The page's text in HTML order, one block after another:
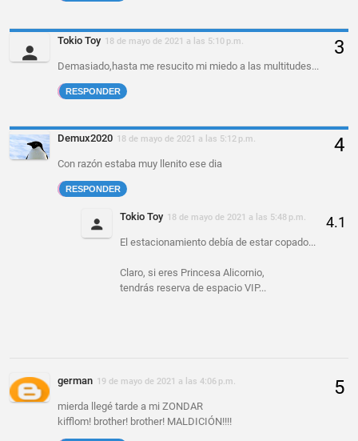
Tokio Toy 18 de mayo de 2021 a las 5:10 p.m.
Demasiado,hasta me resucito mi miedo a las multitudes...
RESPONDER
Demux2020 18 de mayo de 2021 a las 5:12 p.m.
Con razón estaba muy llenito ese dia
RESPONDER
Tokio Toy 18 de mayo de 2021 a las 5:48 p.m.
El estacionamiento debía de estar copado...
Claro, si eres Princesa Alicornio,
tendrás reserva de espacio VIP...
german 19 de mayo de 2021 a las 4:06 p.m.
mierda llegé tarde a mi ZONDAR
kifflom! brother! brother! MALDICIÓN!!!!